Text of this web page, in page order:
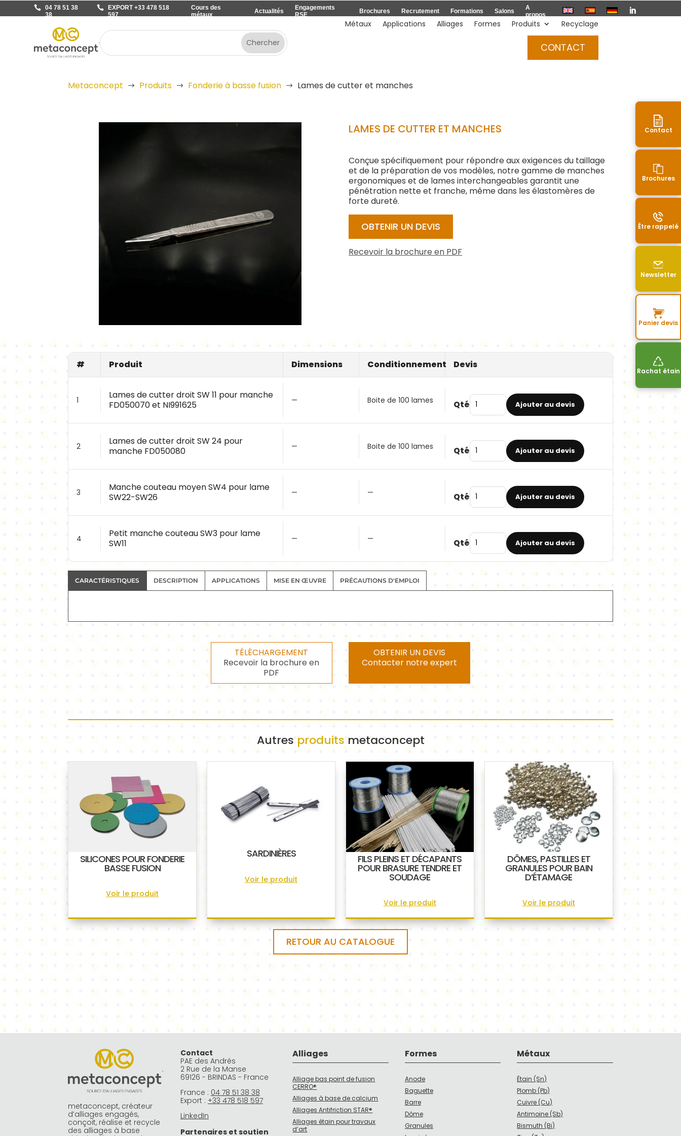
04 78 51 38
38
EXPORT +33 478 518
597
Cours des
métaux
Actualités
Engagements
RSE
Brochures Recrutement Formations Salons
A
propos

Métaux Applications Alliages Formes Produits Recyclage
CONTACT
Metaconcept $ Produits $ Fonderie à basse fusion $ Lames de cutter et manches
LAMES DE CUTTER ET MANCHES
Conçue spécifiquement pour répondre aux exigences du taillage
et de la préparation de vos modèles, notre gamme de manches
ergonomiques et de lames interchangeables garantit une
pénétration nette et franche, même dans les élastomères de
forte dureté.
OBTENIR UN DEVIS
Recevoir la brochure en PDF
# Produit Dimensions Conditionnement Devis
1
Lames de cutter droit SW 11 pour manche
FD050070 et NI991625
— Boite de 100 lames Qté Ajouter au devis
2
Lames de cutter droit SW 24 pour
manche FD050080
— Boite de 100 lames Qté Ajouter au devis
3
Manche couteau moyen SW4 pour lame
SW22-SW26
— — Qté Ajouter au devis
4
Petit manche couteau SW3 pour lame
SW11
— — Qté Ajouter au devis
CARACTÉRISTIQUES DESCRIPTION APPLICATIONS MISE EN ŒUVRE PRÉCAUTIONS D'EMPLOI
TÉLÉCHARGEMENT
Recevoir la brochure en
PDF
OBTENIR UN DEVIS
Contacter notre expert
Autres produits metaconcept
SILICONES POUR FONDERIE
BASSE FUSION
Voir le produit
SARDINIÈRES
Voir le produit
FILS PLEINS ET DÉCAPANTS
POUR BRASURE TENDRE ET
SOUDAGE
Voir le produit
DÔMES, PASTILLES ET
GRANULES POUR BAIN
D’ÉTAMAGE
Voir le produit
RETOUR AU CATALOGUE
metaconcept, créateur
d’alliages engagés,
conçoit, réalise et recycle
des alliages à base
Contact
PAE des Andrés
2 Rue de la Manse
69126 - BRINDAS - France
France : 04 78 51 38 38
Export : +33 478 518 597
LinkedIn
Partenaires et soutien
Alliages
Alliage bas point de fusion
CERRO®
Alliages à base de calcium
Alliages Antifriction STAR®
Alliages étain pour travaux
d’art
Formes
Anode
Baguette
Barre
Dôme
Granules
Métaux
Étain (Sn)
Plomb (Pb)
Cuivre (Cu)
Antimoine (Sb)
Bismuth (Bi)
Contact
Brochures
Être rappelé
Newsletter
Panier devis
Rachat étain